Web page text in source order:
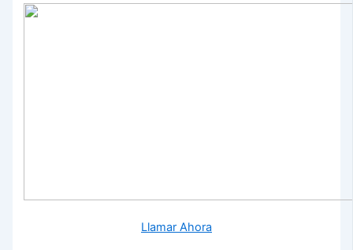
Llamar Ahora